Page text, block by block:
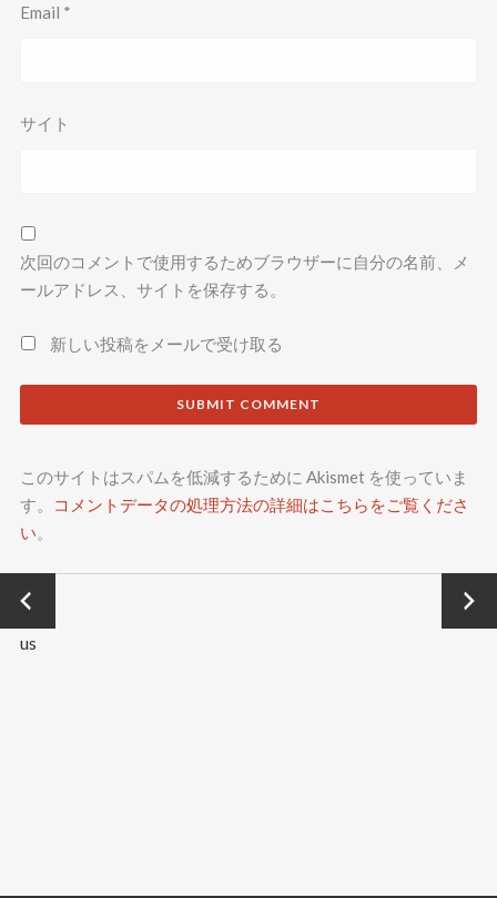
Email *
サイト
次回のコメントで使用するためブラウザーに自分の名前、メ
ールアドレス、サイトを保存する。
新しい投稿をメールで受け取る
このサイトはスパムを低減するために Akismet を使っていま
す。
コメントデータの処理方法の詳細はこちらをご覧くださ
い。
Previo
us
→